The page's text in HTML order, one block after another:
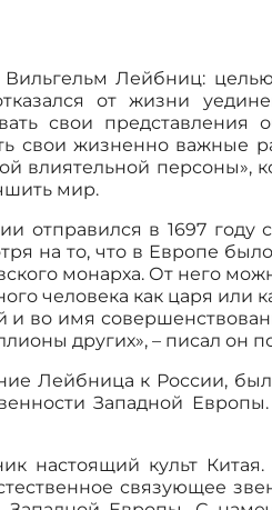
Лейбниц:
от жизни
свои
свои жизненно важные
влиятельной
мир.
отправился в 1697
на то, что в Европе
монарха. От него
человека как царя
во имя
других», – писал он
Лейбница к России,
Западной
настоящий культ
связующее